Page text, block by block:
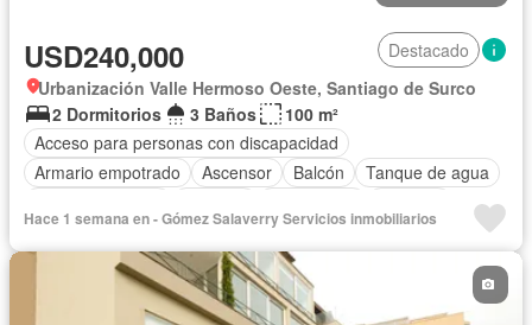
USD240,000
Destacado
Urbanización Valle Hermoso Oeste, Santiago de Surco
2 Dormitorios
3 Baños
100 m²
Acceso para personas con discapacidad
Armario empotrado
Ascensor Balcón
Tanque de agua
Seguridad
Vista panorámica Sin amoblar
Hace 1 semana en - Gómez Salaverry Servicios inmobiliarios